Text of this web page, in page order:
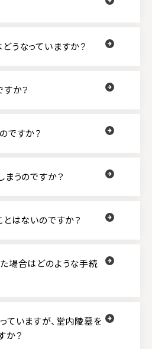
うなっていますか？
か？
ですか？
まうのですか？
とはないのですか？
場合はどのような手続
ていますが、堂内陵墓を
か？